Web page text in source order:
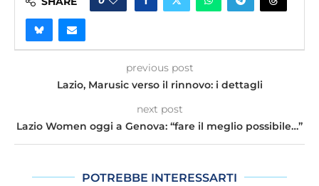
previous post
Lazio, Marusic verso il rinnovo: i dettagli
next post
Lazio Women oggi a Genova: “fare il meglio possibile…”
POTREBBE INTERESSARTI